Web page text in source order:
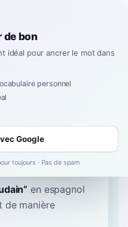
” en espagnol
de manière
de bon
idéal pour ancrer le mot dans
personnel
Google
toujours · Pas de spam